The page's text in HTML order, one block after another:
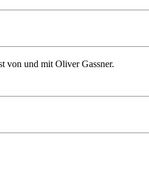
von und mit Oliver Gassner.